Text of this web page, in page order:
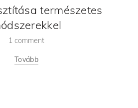
természetes
1 comment
Tovább